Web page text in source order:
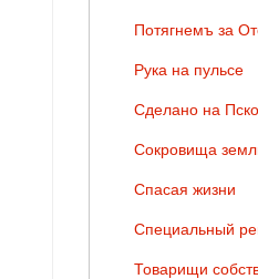
Потягнемъ за
Рука на пульсе
Сделано на
Сокровища
Спасая жизни
Специальный
Товарищи